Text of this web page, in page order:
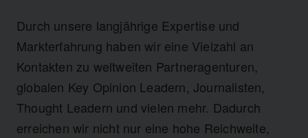
Durch unsere langjährige Expertise und
Markterfahrung haben wir eine Vielzahl an
Kontakten zu weltweiten Partneragenturen,
globalen Key Opinion Leadern, Journalisten,
Thought Leadern und vielen mehr. Dadurch
erreichen wir nicht nur eine hohe Reichweite,